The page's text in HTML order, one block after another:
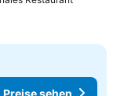
Preise sehen